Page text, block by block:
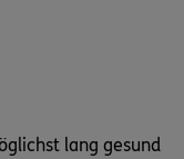
lang gesund